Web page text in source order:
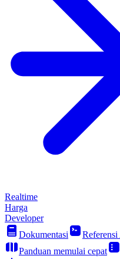
Realtime
Harga
Developer
Dokumentasi
Panduan memulai cepat